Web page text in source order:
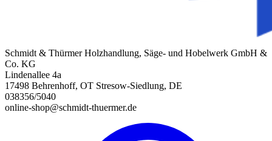
Schmidt & Thürmer Holzhandlung, Säge- und Hobelwerk GmbH &
Co. KG
Lindenallee 4a
17498 Behrenhoff, OT Stresow-Siedlung, DE
038356/5040
online-shop@schmidt-thuermer.de